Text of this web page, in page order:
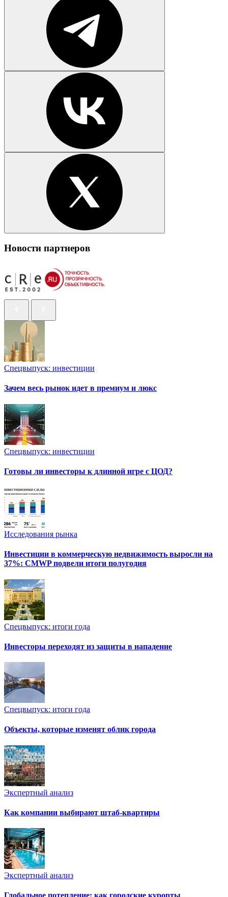
Новости партнеров
Спецвыпуск: инвестиции
Зачем весь рынок идет в премиум и люкс
Спецвыпуск: инвестиции
Готовы ли инвесторы к длинной игре с ЦОД?
Исследования рынка
Инвестиции в коммерческую недвижимость выросли на
37%: CMWP подвели итоги полугодия
Спецвыпуск: итоги года
Инвесторы переходят из защиты в нападение
Спецвыпуск: итоги года
Объекты, которые изменят облик города
Экспертный анализ
Как компании выбирают штаб-квартиры
Экспертный анализ